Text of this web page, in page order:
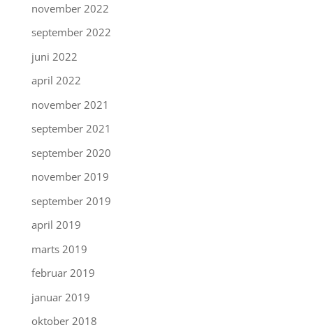
november 2022
september 2022
juni 2022
april 2022
november 2021
september 2021
september 2020
november 2019
september 2019
april 2019
marts 2019
februar 2019
januar 2019
oktober 2018